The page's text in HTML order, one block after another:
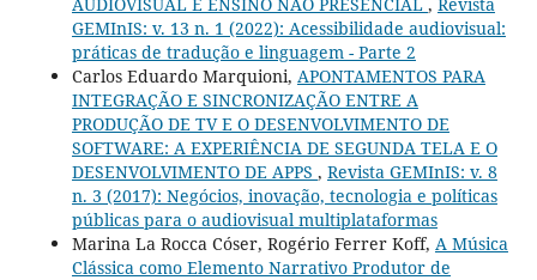
GEMInIS: v. 13 n. 1 (2022): Acessibilidade audiovisual:
práticas de tradução e linguagem - Parte 2
Carlos Eduardo Marquioni, APONTAMENTOS PARA
INTEGRAÇÃO E SINCRONIZAÇÃO ENTRE A
PRODUÇÃO DE TV E O DESENVOLVIMENTO DE
SOFTWARE: A EXPERIÊNCIA DE SEGUNDA TELA E O
DESENVOLVIMENTO DE APPS , Revista GEMInIS: v. 8
n. 3 (2017): Negócios, inovação, tecnologia e políticas
públicas para o audiovisual multiplataformas
Marina La Rocca Cóser, Rogério Ferrer Koff, A Música
Clássica como Elemento Narrativo Produtor de